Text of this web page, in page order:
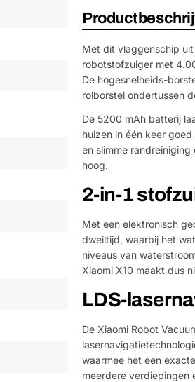
Met dit vlaggenschip uit
robotstofzuiger met
De hogesnelheids-
rolborstel ondertussen
De 5200 mAh batterij
huizen in één keer
en slimme
hoog.
2-in-1
Met een elektronisch
dweiltijd, waarbij het
niveaus van
Xiaomi X10 maakt dus
LDS-
De Xiaomi Robot
waarmee het een
meerdere verdiepingen